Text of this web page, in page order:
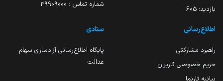
بازدید: 605
شماره تماس : 39909000
اطلاع‌رسانی
راهبرد مشارکتی
حریم خصوصی کاربران
بیانیه تارنما
ستادی
پایگاه اطلاع‌رسانی آزادسازی سهام
عدالت